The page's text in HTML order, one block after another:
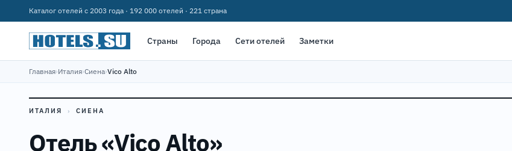
Каталог отелей с 2003 года · 192 000 отелей · 221 страна
Страны Города Сети отелей Заметки
Главная›Италия›Сиена›Vico Alto
ИТАЛИЯ › СИЕНА
Отель «Vico Alto»